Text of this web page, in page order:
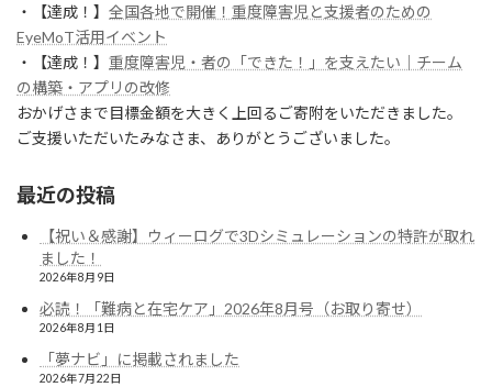
・【達成！】 全国各地で開催！重度障害児と支援者のための
EyeMoT活用イベント
・【達成！】 重度障害児・者の「できた！」を支えたい｜チーム
の構築・アプリの改修
おかげさまで目標金額を大きく上回るご寄附をいただきました。
ご支援いただいたみなさま、ありがとうございました。
最近の投稿
【祝い＆感謝】ウィーログで3Dシミュレーションの特許が取れ
ました！
2026年8月9日
必読！「難病と在宅ケア」2026年8月号（お取り寄せ）
2026年8月1日
「夢ナビ」に掲載されました
2026年7月22日